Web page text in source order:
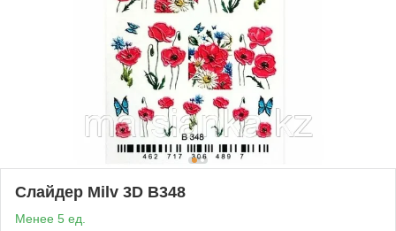
Cлайдер Milv 3D B348
Менее 5 ед.